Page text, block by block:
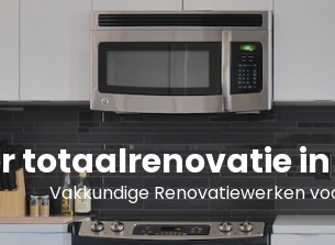
totaalrenovatie in
Vakkundige Renovatiewerken